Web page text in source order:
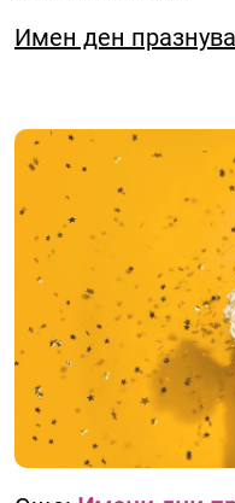
Имен ден